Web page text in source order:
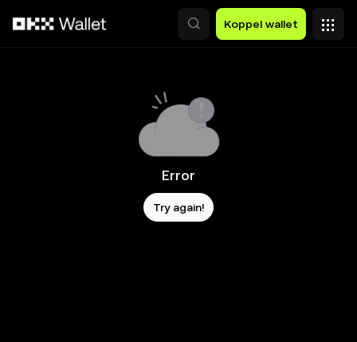
Koppel wallet
Error
Try again!